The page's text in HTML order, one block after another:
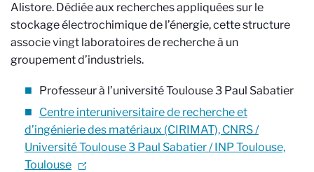
Alistore. Dédiée aux recherches appliquées sur le
stockage électrochimique de l’énergie, cette structure
associe vingt laboratoires de recherche à un
groupement d’industriels.
Professeur à l’université Toulouse 3 Paul Sabatier
Centre interuniversitaire de recherche et
d’ingénierie des matériaux (CIRIMAT), CNRS /
Université Toulouse 3 Paul Sabatier / INP Toulouse,
Toulouse